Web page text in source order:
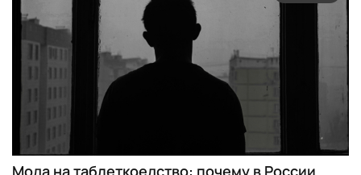
Мода на таблеткоедство: почему в России